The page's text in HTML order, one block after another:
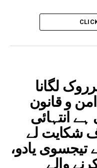
لگانا
و قانون
انتہائی
شکایت لے
یادو،
کرنے والے